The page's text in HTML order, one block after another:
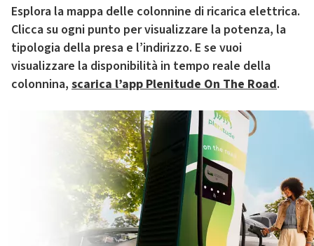
Esplora la mappa delle colonnine di ricarica elettrica.
Clicca su ogni punto per visualizzare la potenza, la
tipologia della presa e l’indirizzo. E se vuoi
visualizzare la disponibilità in tempo reale della
colonnina, scarica l’app Plenitude On The Road.